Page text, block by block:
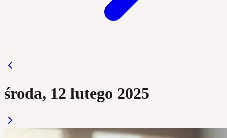
środa, 12 lutego 2025